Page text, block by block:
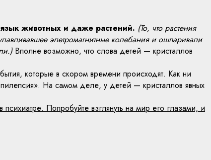
животных и даже растений. (То, что растения
элетромагнитные колебания и ошпаривали
Вполне возможно, что слова детей — кристаллов
которые в скором времени происходят. Как ни
На самом деле, у детей — кристаллов явных
Попробуйте взглянуть на мир его глазами, и